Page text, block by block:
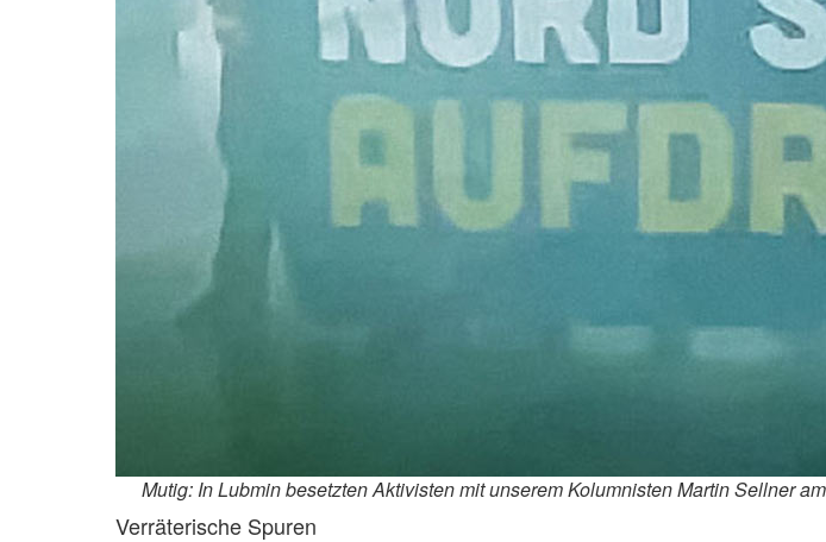
Mutig: In Lubmin besetzten Aktivisten mit unserem Kolumnisten Martin Sellner
Verräterische Spuren